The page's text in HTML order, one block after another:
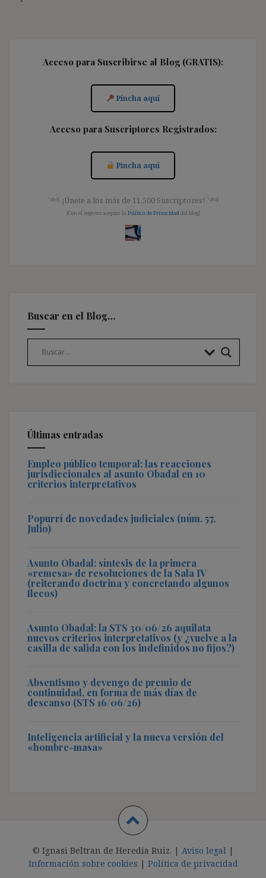
Acceso para Suscribirse al Blog (GRATIS):
Pincha aquí
Acceso para Suscriptores Registrados:
Pincha aquí
༺ ¡Únete a los más de 11.500 Suscriptores! ༺
[Con el registro aceptas la Política de Privacidad del blog]
Buscar en el Blog…
Últimas entradas
Empleo público temporal: las reacciones
jurisdiccionales al asunto Obadal en 10
criterios interpretativos
Popurrí de novedades judiciales (núm. 57,
Julio)
Asunto Obadal: síntesis de la primera
«remesa» de resoluciones de la Sala IV
(reiterando doctrina y concretando algunos
flecos)
Asunto Obadal: la STS 30/06/26 aquilata
nuevos criterios interpretativos (y ¿vuelve a la
casilla de salida con los indefinidos no fijos?)
Absentismo y devengo de premio de
continuidad, en forma de más días de
descanso (STS 16/06/26)
Inteligencia artificial y la nueva versión del
«hombre-masa»
© Ignasi Beltran de Heredia Ruiz. | Aviso legal |
Información sobre cookies | Política de privacidad